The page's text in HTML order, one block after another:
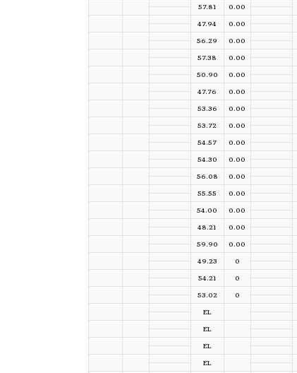
0.00
57.81
0.00
47.94
0.00
56.29
0.00
57.38
0.00
50.90
0.00
47.76
0.00
53.36
0.00
53.72
0.00
54.57
0.00
54.30
0.00
56.08
0.00
55.55
0.00
54.00
0.00
48.21
0.00
59.90
0
49.23
0
54.21
0
53.02
EL
EL
EL
EL